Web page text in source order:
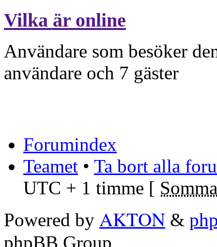
Vilka är online
Användare som besöker
användare och 7 gäster
Forumindex
Teamet • Ta bort alla
UTC + 1 timme [
Powered by AKTON &
phpBB Group